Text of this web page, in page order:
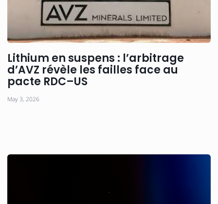
Lithium en suspens : l’arbitrage
d’AVZ révèle les failles face au
pacte RDC–US
May 3, 2026